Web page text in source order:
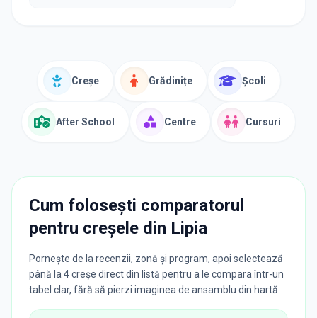
Creșe Grădinițe Școli
After School Centre Cursuri
Cum folosești comparatorul
pentru creșele din Lipia
Pornește de la recenzii, zonă și program, apoi selectează
până la 4 creșe direct din listă pentru a le compara într-un
tabel clar, fără să pierzi imaginea de ansamblu din hartă.